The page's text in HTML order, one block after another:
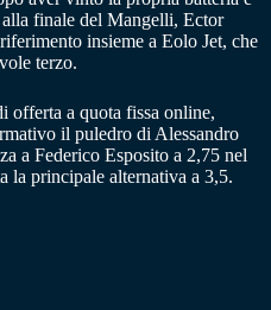
alla finale del Mangelli, Ector
insieme a Eolo Jet, che
terzo.
offerta a quota fissa online,
il puledro di Alessandro
a Federico Esposito a 2,75 nel
la principale alternativa a 3,5.